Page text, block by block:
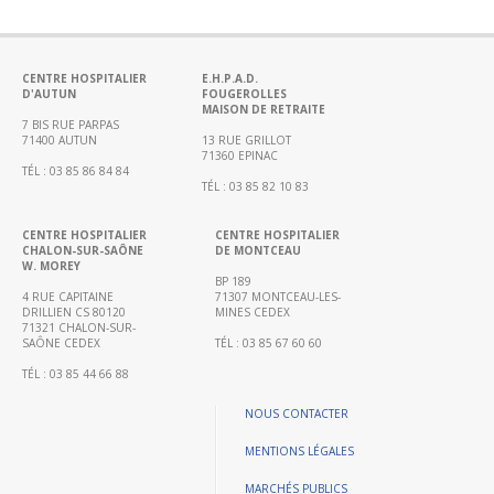
de
–
Recherche
clinique
du
CHWM
Continue
Certification
HAS
Démarche
Qualité
CENTRE HOSPITALIER
D'AUTUN
7 BIS RUE PARPAS
71400 AUTUN
TÉL : 03 85 86 84 84
E.H.P.A.D.
FOUGEROLLES
MAISON DE RETRAITE
13 RUE GRILLOT
71360 EPINAC
TÉL : 03 85 82 10 83
CENTRE HOSPITALIER
CHALON-SUR-SAÔNE
W. MOREY
4 RUE CAPITAINE
DRILLIEN CS 80120
71321 CHALON-SUR-
SAÔNE CEDEX
TÉL : 03 85 44 66 88
CENTRE HOSPITALIER
DE MONTCEAU
BP 189
71307 MONTCEAU-LES-
MINES CEDEX
TÉL : 03 85 67 60 60
NOUS CONTACTER
MENTIONS LÉGALES
MARCHÉS PUBLICS